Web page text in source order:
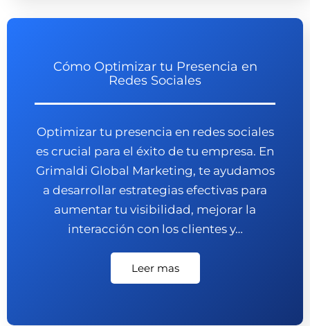
Cómo Optimizar tu Presencia en
Redes Sociales
Optimizar tu presencia en redes sociales
es crucial para el éxito de tu empresa. En
Grimaldi Global Marketing, te ayudamos
a desarrollar estrategias efectivas para
aumentar tu visibilidad, mejorar la
interacción con los clientes y…
Leer mas